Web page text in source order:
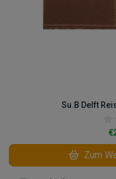
Su.B Delft
Zum